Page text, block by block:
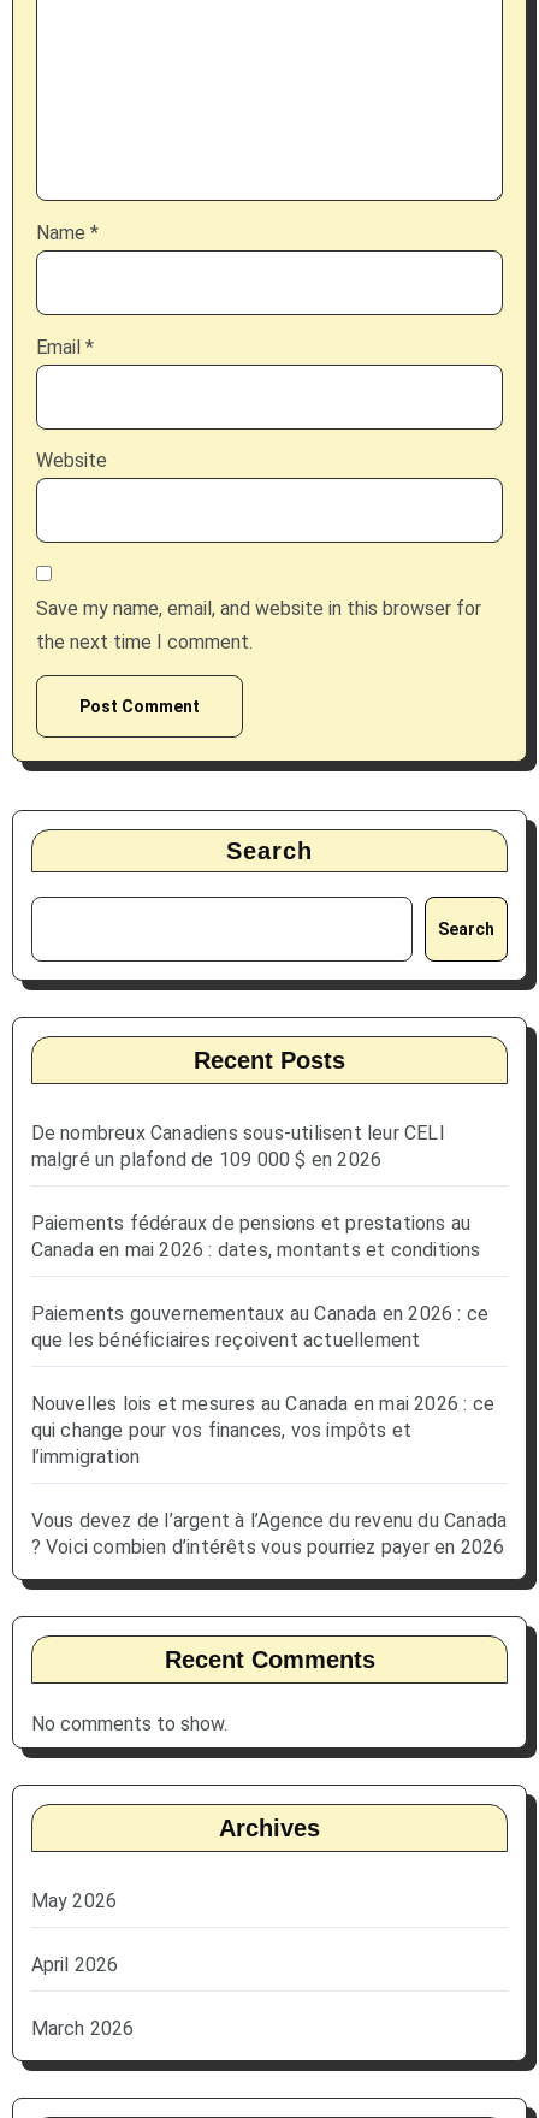
Name *
Email *
Website
Save my name, email, and website in this browser for
the next time I comment.
Search
Search
Recent Posts
De nombreux Canadiens sous-utilisent leur CELI
malgré un plafond de 109 000 $ en 2026
Paiements fédéraux de pensions et prestations au
Canada en mai 2026 : dates, montants et conditions
Paiements gouvernementaux au Canada en 2026 : ce
que les bénéficiaires reçoivent actuellement
Nouvelles lois et mesures au Canada en mai 2026 : ce
qui change pour vos finances, vos impôts et
l’immigration
Vous devez de l’argent à l’Agence du revenu du Canada
? Voici combien d’intérêts vous pourriez payer en 2026
Recent Comments
No comments to show.
Archives
May 2026
April 2026
March 2026